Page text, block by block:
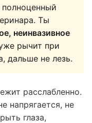
Ты
неинвазивное
рычит при
дальше не лезь.
расслабленно.
напрягается, не
глаза,